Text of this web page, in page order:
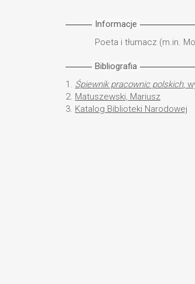
Informacje
Poeta i tłumacz (m.in.
Bibliografia
1. Śpiewnik pracownic polskich,
2. Matuszewski, Mariusz
3. Katalog Biblioteki Narodowej